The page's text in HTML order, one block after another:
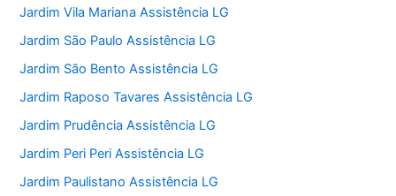
Jardim Vila Mariana Assistência LG
Jardim São Paulo Assistência LG
Jardim São Bento Assistência LG
Jardim Raposo Tavares Assistência LG
Jardim Prudência Assistência LG
Jardim Peri Peri Assistência LG
Jardim Paulistano Assistência LG